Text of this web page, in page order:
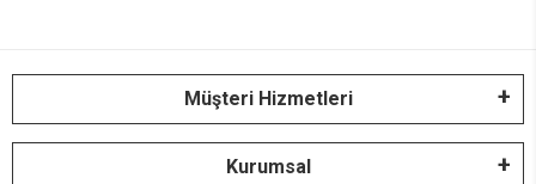
Müşteri Hizmetleri
Kurumsal